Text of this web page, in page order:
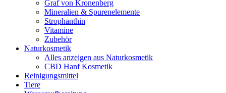
Graf von Kronenberg
Mineralien & Spurenelemente
Strophanthin
Vitamine
Zubehör
Naturkosmetik
Alles anzeigen aus Naturkosmetik
CBD Hanf Kosmetik
Reinigungsmittel
Tiere